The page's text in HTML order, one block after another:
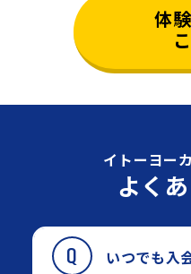
体
イトーヨー
よく
いつでも入